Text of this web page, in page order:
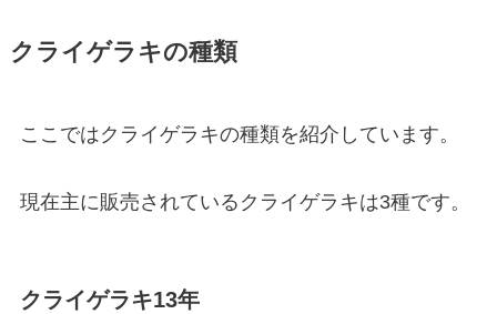
クライゲラキの種類
ここではクライゲラキの種類を紹介しています。
現在主に販売されているクライゲラキは3種です。
クライゲラキ13年